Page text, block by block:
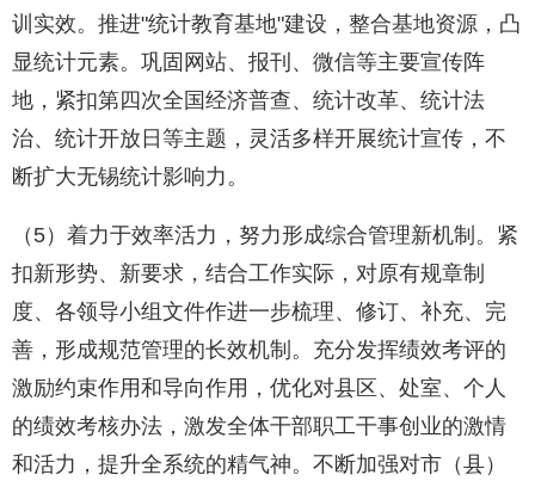
训实效。推进"统计教育基地"建设，整合基地资源，凸
显统计元素。巩固网站、报刊、微信等主要宣传阵
地，紧扣第四次全国经济普查、统计改革、统计法
治、统计开放日等主题，灵活多样开展统计宣传，不
断扩大无锡统计影响力。
（5）着力于效率活力，努力形成综合管理新机制。紧
扣新形势、新要求，结合工作实际，对原有规章制
度、各领导小组文件作进一步梳理、修订、补充、完
善，形成规范管理的长效机制。充分发挥绩效考评的
激励约束作用和导向作用，优化对县区、处室、个人
的绩效考核办法，激发全体干部职工干事创业的激情
和活力，提升全系统的精气神。不断加强对市（县）